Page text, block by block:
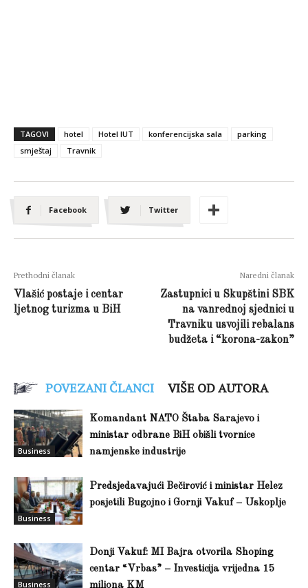
TAGOVI hotel Hotel IUT konferencijska sala
parking
smještaj
Travnik
Facebook Twitter
Prethodni članak
Vlašić postaje i centar
ljetnog turizma u BiH
Naredni članak
Zastupnici u Skupštini SBK
na vanrednoj sjednici u
Travniku usvojili rebalans
budžeta i “korona-zakon”
POVEZANI ČLANCI VIŠE OD AUTORA
Business
Komandant NATO Štaba Sarajevo i
ministar odbrane BiH obišli tvornice
namjenske industrije
Business
Predsjedavajući Bečirović i ministar Helez
posjetili Bugojno i Gornji Vakuf – Uskoplje
Business
Donji Vakuf: MI Bajra otvorila Shoping
centar “Vrbas” – Investicija vrijedna 15
miliona KM